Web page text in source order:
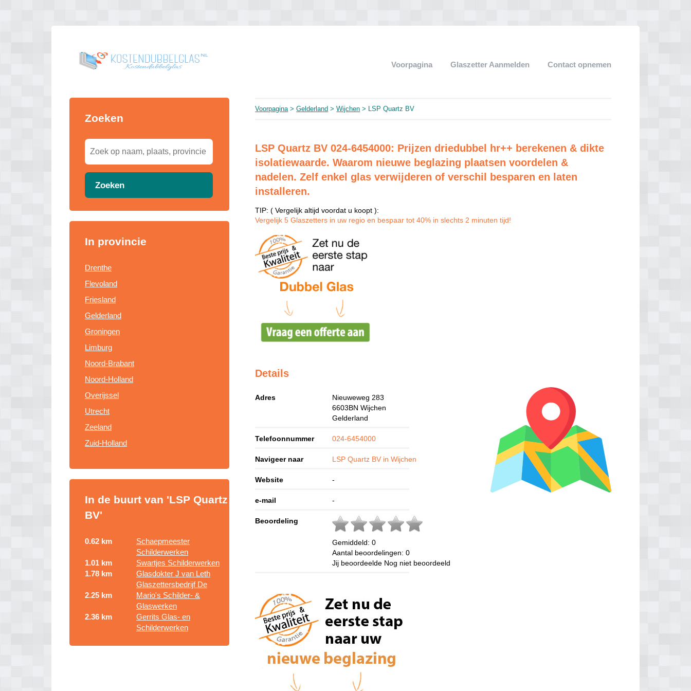
Voorpagina Glaszetter Aanmelden Contact opnemen
Zoeken
Zoeken
In provincie
Drenthe
Flevoland
Friesland
Gelderland
Groningen
Limburg
Noord-Brabant
Noord-Holland
Overijssel
Utrecht
Zeeland
Zuid-Holland
In de buurt van 'LSP Quartz
BV'
0.62 km
Schaepmeester
Schilderwerken
1.01 km
Swartjes Schilderwerken
1.78 km
Glasdokter J van Leth
Glaszettersbedrijf De
2.25 km
Mario's Schilder- &
Glaswerken
2.36 km
Gerrits Glas- en
Schilderwerken
Voorpagina>Gelderland >Wijchen > LSP Quartz BV
LSP Quartz BV 024-6454000: Prijzen driedubbel hr++ berekenen & dikte
isolatiewaarde. Waarom nieuwe beglazing plaatsen voordelen &
nadelen. Zelf enkel glas verwijderen of verschil besparen en laten
installeren.
TIP: ( Vergelijk altijd voordat u koopt ):
Vergelijk 5 Glaszetters in uw regio en bespaar tot 40% in slechts 2 minuten tijd!
Details
Adres
Nieuweweg 283
6603BN Wijchen
Gelderland
Telefoonnummer 024-6454000
Navigeer naar LSP Quartz BV in Wijchen
Website -
e-mail -
Beoordeling
Gemiddeld:0
Aantal beoordelingen:0
Jij beoordeelde Nog niet beoordeeld